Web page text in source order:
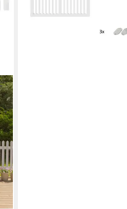
lieferbar - in 6-7 Werktagen bei dir